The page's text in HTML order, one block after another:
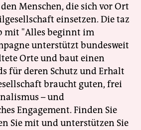
Menschen, die sich vor Ort
einsetzen. Die taz
mit "Alles beginnt im
unterstützt bundesweit
Orte und baut einen
für deren Schutz und Erhalt
braucht guten, frei
– und
Engagement. Finden Sie
Sie mit und unterstützen Sie